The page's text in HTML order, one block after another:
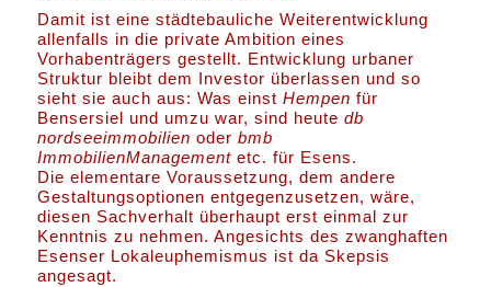
Damit ist eine städtebauliche Weiterentwicklung
allenfalls in die private Ambition eines
Vorhabenträgers gestellt. Entwicklung urbaner
Struktur bleibt dem Investor überlassen und so
sieht sie auch aus: Was einstHempen für
Bensersiel und umzu war, sind heutedb
nordseeimmobilien oderbmb
ImmobilienManagement etc. für Esens.
Die elementare Voraussetzung, dem andere
Gestaltungsoptionen entgegenzusetzen, wäre,
diesen Sachverhalt überhaupt erst einmal zur
Kenntnis zu nehmen. Angesichts des zwanghaften
Esenser Lokaleuphemismus ist da Skepsis
angesagt.